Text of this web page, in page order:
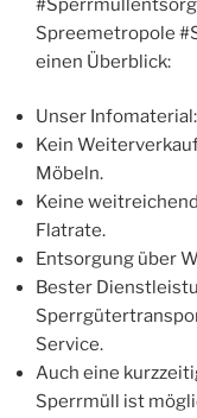
Spreemetropole
einen Überblick:
Unser
Kein
Möbeln.
Keine
Flatrate.
Entsorgung über
Bester
Service.
Auch eine
Sperrmüll ist